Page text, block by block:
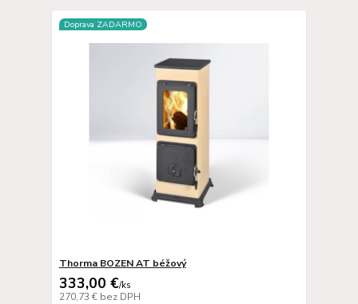
Doprava ZADARMO
Thorma BOZEN AT béžový
333,00 €/ks
270,73 € bez DPH